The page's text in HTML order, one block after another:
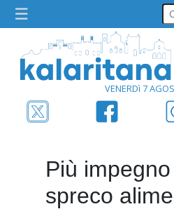
VENERDì 7
Più
spreco